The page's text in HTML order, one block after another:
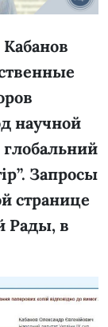
научной
глобальний
Запросы
странице
Рады, в